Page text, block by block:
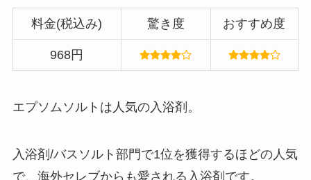
料金(税込み) 驚き度 おすすめ度
968円
エプソムソルトは人気の入浴剤。
入浴剤/バスソルト部門で1位を獲得するほどの人気
で、海外セレブからも愛される入浴剤です。